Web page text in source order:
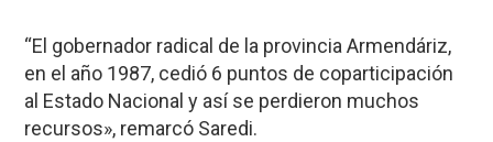
“El gobernador radical de la provincia Armendáriz,
en el año 1987, cedió 6 puntos de coparticipación
al Estado Nacional y así se perdieron muchos
recursos», remarcó Saredi.